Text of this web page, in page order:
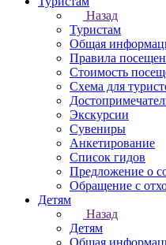
Назад
Туристам
Общая
Правила
Стоимость
Схема для
Экскурсии
Сувениры
Анкетирование
Список гидов
Предложение о
Обращение с
Детям
Назад
Детям
Общая